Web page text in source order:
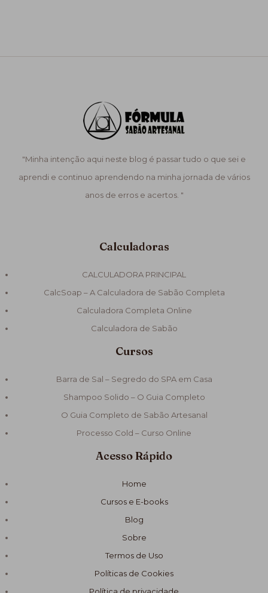
"Minha intenção aqui neste blog é passar tudo o que sei e
aprendi e continuo aprendendo na minha jornada de vários
anos de erros e acertos. "
Calculadoras
CALCULADORA PRINCIPAL
CalcSoap – A Calculadora de Sabão Completa
Calculadora Completa Online
Calculadora de Sabão
Cursos
Barra de Sal – Segredo do SPA em Casa
Shampoo Solido – O Guia Completo
O Guia Completo de Sabão Artesanal
Processo Cold – Curso Online
Acesso Rápido
Home
Cursos e E-books
Blog
Sobre
Termos de Uso
Políticas de Cookies